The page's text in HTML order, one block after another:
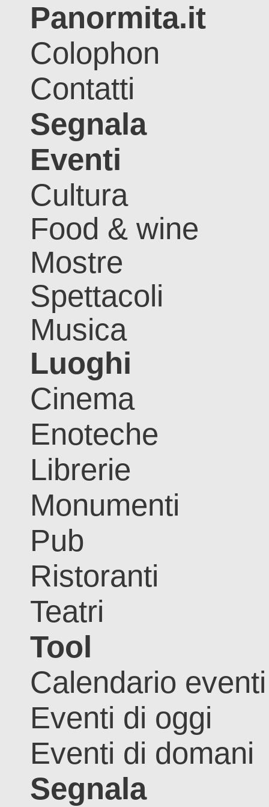
Panormita.it
Colophon
Contatti
Segnala
Eventi
Cultura
Food & wine
Mostre
Spettacoli
Musica
Luoghi
Cinema
Enoteche
Librerie
Monumenti
Pub
Ristoranti
Teatri
Tool
Calendario eventi
Eventi di oggi
Eventi di domani
Segnala